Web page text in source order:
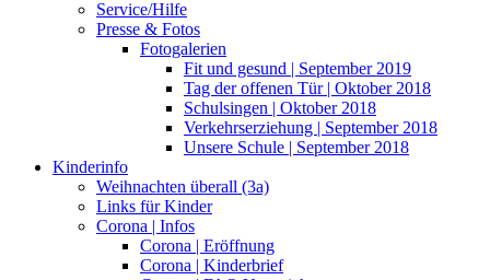
Service/Hilfe
Presse & Fotos
Fotogalerien
Fit und gesund | September 2019
Tag der offenen Tür | Oktober 2018
Schulsingen | Oktober 2018
Verkehrserziehung | September 2018
Unsere Schule | September 2018
Kinderinfo
Weihnachten überall (3a)
Links für Kinder
Corona | Infos
Corona | Eröffnung
Corona | Kinderbrief